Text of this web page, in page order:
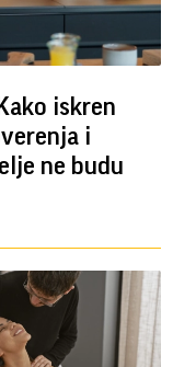
iskren
i
ne budu